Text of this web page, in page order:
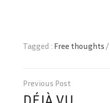
Tagged : Free thoughts /
Post
navigation
DÉJÀ VU